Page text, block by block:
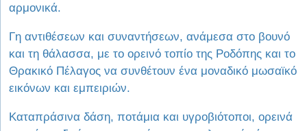
αρμονικά.
Γη αντιθέσεων και συναντήσεων, ανάμεσα στο βουνό
και τη θάλασσα, με το ορεινό τοπίο της Ροδόπης και το
Θρακικό Πέλαγος να συνθέτουν ένα μοναδικό μωσαϊκό
εικόνων και εμπειριών.
Καταπράσινα δάση, ποτάμια και υγροβιότοποι, ορεινά